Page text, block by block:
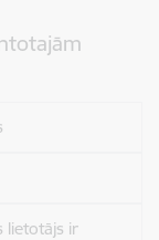
lietotājs ir